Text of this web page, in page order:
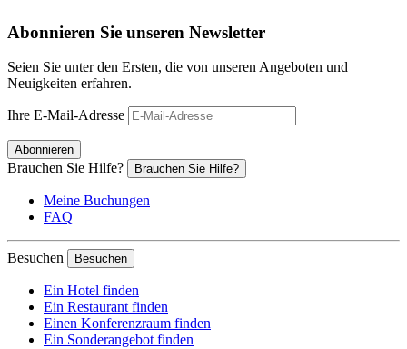
Abonnieren Sie unseren Newsletter
Seien Sie unter den Ersten, die von unseren Angeboten und
Neuigkeiten erfahren.
Ihre E-Mail-Adresse
Abonnieren
Brauchen Sie Hilfe? Brauchen Sie Hilfe?
Meine Buchungen
FAQ
Besuchen Besuchen
Ein Hotel finden
Ein Restaurant finden
Einen Konferenzraum finden
Ein Sonderangebot finden